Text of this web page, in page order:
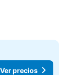
Ver precios